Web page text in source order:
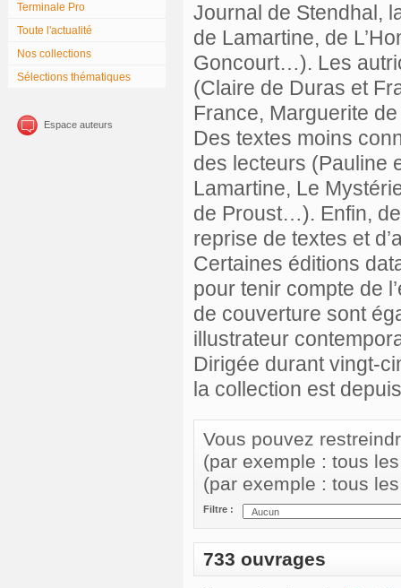
Terminale Pro
Toute l'actualité
Nos collections
Sélections thématiques
Espace auteurs
Journal de Stendhal,
de Lamartine, de
Goncourt…). Les
(Claire de Duras et
France, Marguerite
Des textes moins
des lecteurs (Pauline
Lamartine, Le
de Proust…). Enfin,
reprise de textes et
Certaines éditions
pour tenir compte de
de couverture sont
illustrateur
Dirigée durant vingt-
la collection est
Vous pouvez
(par exemple : tous
(par exemple : tous
Filtre :
733 ouvrages